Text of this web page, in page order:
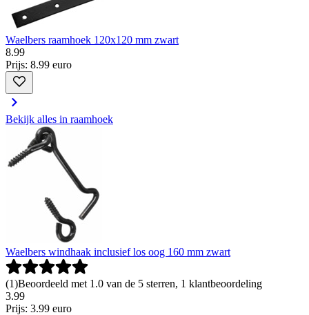
Waelbers raamhoek 120x120 mm zwart
8.99
Prijs: 8.99 euro
Bekijk alles in raamhoek
Waelbers windhaak inclusief los oog 160 mm zwart
(1)Beoordeeld met 1.0 van de 5 sterren, 1 klantbeoordeling
3.99
Prijs: 3.99 euro